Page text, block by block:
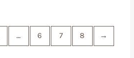
… 6 7 8 →